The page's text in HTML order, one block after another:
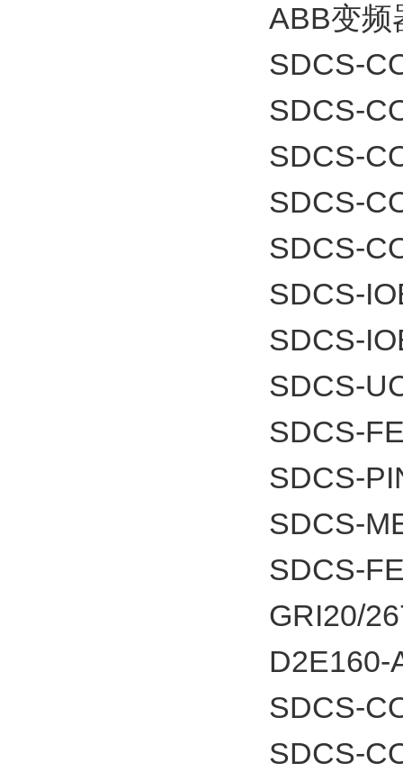
ABB变频
SDCS-
SDCS-
SDCS-
SDCS-
SDCS-
SDCS-
SDCS-
SDCS-
SDCS-
SDCS-
SDCS-
SDCS-
GRI20/
D2E160-
SDCS-
SDCS-